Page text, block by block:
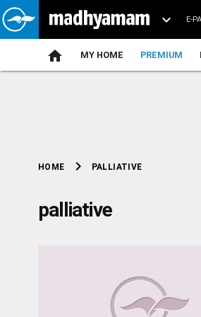
E-
home MY HOME PREMIUM
HOME chevron_right PALLIATIVE
palliative